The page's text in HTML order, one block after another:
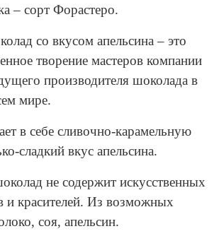
– сорт Форастеро.
со вкусом апельсина – это
творение мастеров компании
производителя шоколада в
мире.
в себе сливочно-карамельную
сладкий вкус апельсина.
не содержит искусственных
и красителей. Из возможных
соя, апельсин.